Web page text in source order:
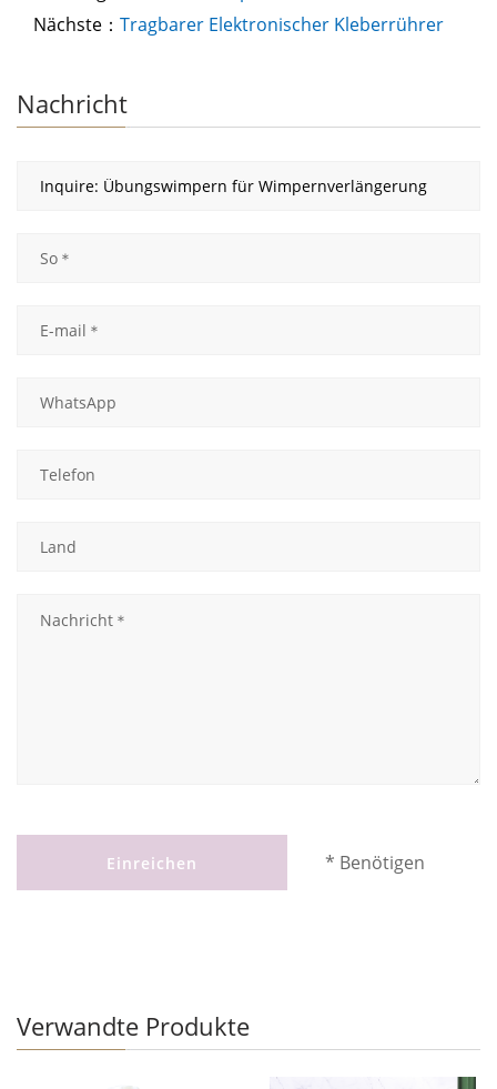
Nächste： Tragbarer Elektronischer Kleberrührer
Nachricht
Einreichen * Benötigen
Verwandte Produkte